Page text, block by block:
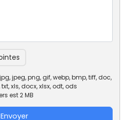
jpeg, png, gif, webp, bmp, tiff, doc,
xls, docx, xlsx, odt, ods
est 2 MB
Envoyer